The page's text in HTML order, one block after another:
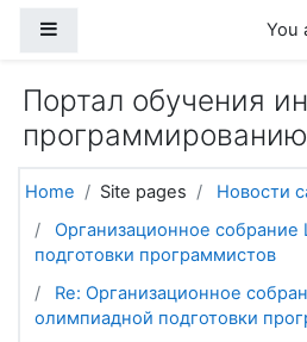
You
Портал обучения
программированию
Home Site pages
Новости
Организационное
подготовки программистов
Re: Организационное
олимпиадной подготовки